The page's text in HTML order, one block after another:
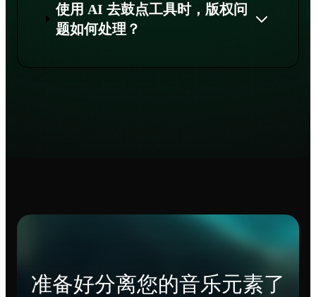
使用 AI 去鼓点工具时，版权问
题如何处理？
准备好分离您的音乐元素了